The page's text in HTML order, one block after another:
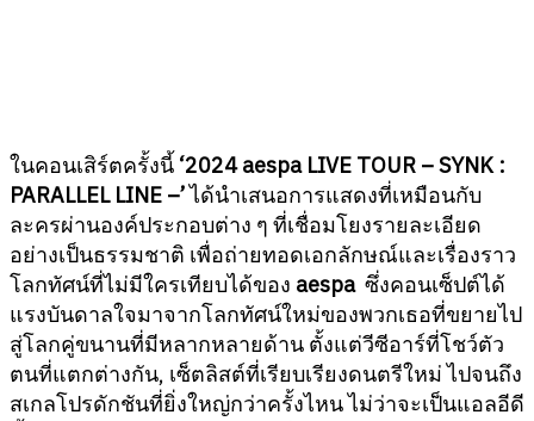
ในคอนเสิร์ตครั้งนี้ ‘2024 aespa LIVE TOUR – SYNK :
PARALLEL LINE –’ได้นำเสนอการแสดงที่เหมือนกับ
ละครผ่านองค์ประกอบต่าง ๆ ที่เชื่อมโยงรายละเอียด
อย่างเป็นธรรมชาติ เพื่อถ่ายทอดเอกลักษณ์และเรื่องราว
โลกทัศน์ที่ไม่มีใครเทียบได้ของ aespa ซึ่งคอนเซ็ปต์ได้
แรงบันดาลใจมาจากโลกทัศน์ใหม่ของพวกเธอที่ขยายไป
สู่โลกคู่ขนานที่มีหลากหลายด้าน ตั้งแต่วีซีอาร์ที่โชว์ตัว
ตนที่แตกต่างกัน, เซ็ตลิสต์ที่เรียบเรียงดนตรีใหม่ ไปจนถึง
สเกลโปรดักชันที่ยิ่งใหญ่กว่าครั้งไหน ไม่ว่าจะเป็นแอลอีดี